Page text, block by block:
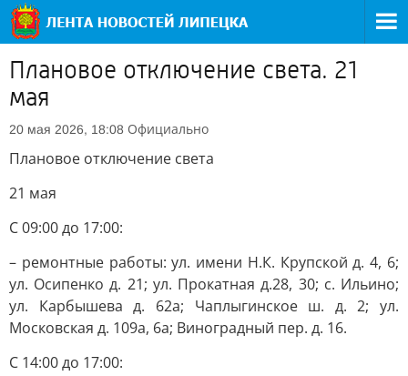
Плановое отключение света. 21
мая
20 мая 2026, 18:08 Официально
Плановое отключение света
21 мая
С 09:00 до 17:00:
– ремонтные работы: ул. имени Н.К. Крупской д. 4, 6;
ул. Осипенко д. 21; ул. Прокатная д.28, 30; с. Ильино;
ул. Карбышева д. 62а; Чаплыгинское ш. д. 2; ул.
Московская д. 109а, 6а; Виноградный пер. д. 16.
С 14:00 до 17:00: